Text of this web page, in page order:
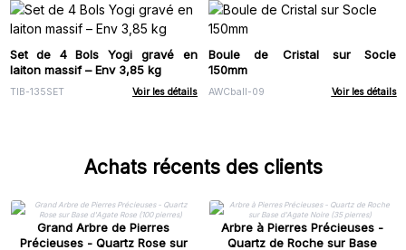
Set de 4 Bols Yogi gravé en
laiton massif – Env 3,85 kg
TIB-135SET Voir les détails
Boule de Cristal sur Socle
150mm
AWCball-09 Voir les détails
Achats récents des clients
Grand Arbre de Pierres
Précieuses - Quartz Rose sur
Arbre à Pierres Précieuses -
Quartz de Roche sur Base